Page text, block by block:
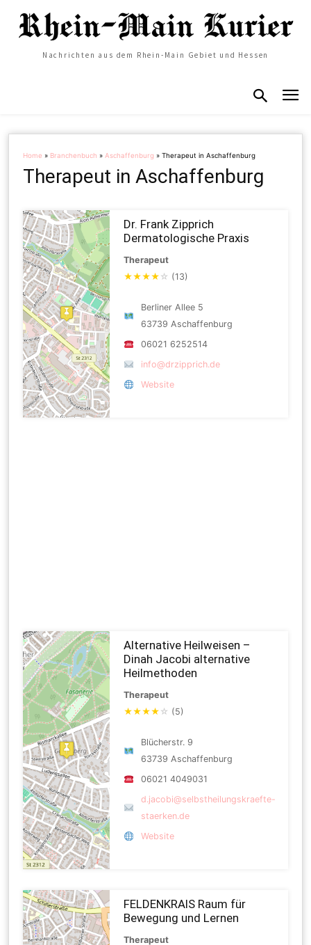
Nachrichten aus dem Rhein-Main Gebiet und Hessen
Home » Branchenbuch » Aschaffenburg »Therapeut in Aschaffenburg
Therapeut in Aschaffenburg
Dr. Frank Zipprich
Dermatologische Praxis
Therapeut
★★★★ ☆ (13)
Berliner Allee 5
63739 Aschaffenburg
06021 6252514
info@drzipprich.de
Website
Alternative Heilweisen –
Dinah Jacobi alternative
Heilmethoden
Therapeut
★★★★ ☆ (5)
Blücherstr. 9
63739 Aschaffenburg
06021 4049031
d.jacobi@selbstheilungskraefte-
staerken.de
Website
FELDENKRAIS Raum für
Bewegung und Lernen
Therapeut